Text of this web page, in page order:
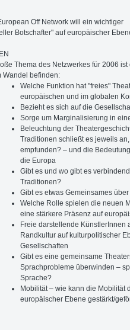
Off Network will ein wichtiger
Botschafter" auf europäischer
Thema des Netzwerkes für 2006
Wandel befinden:
Welche Funktion hat "freies"
europäischen und im globalen
Bezieht es sich auf die
Sorge um Marginalisierung in
Beleuchtung der
Traditionen schließt es jeweils
empfunden? – und die
die Europa
Gibt es und wo gibt es
Traditionen?
Gibt es etwas Gemeinsames
Welche Rolle spielen die neuen
eine stärkere Präsenz auf
Freie darstellende KünstlerInnen
Randkultur auf kulturpolitischer
Gesellschaften
Gibt es eine gemeinsame
Sprachprobleme überwinden –
Sprache?
Mobilität – wie kann die Mobilität
europäischer Ebene gestärkt/